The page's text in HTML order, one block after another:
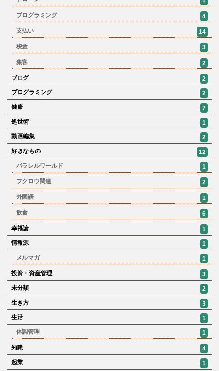
プログラミング 4
支払い 14
税金 3
集客 2
ブログ
2
プログラミング
2
健康
7
処世術
1
動画編集
2
好きなもの
12
パラレルワールド
1
フクロウ関連 2
外国語 1
飲食 6
幸福論
1
情報源
1
メルマガ
1
投資・資産管理
3
未分類
2
生き方
3
生活
1
体調管理
1
知識
4
起業
1